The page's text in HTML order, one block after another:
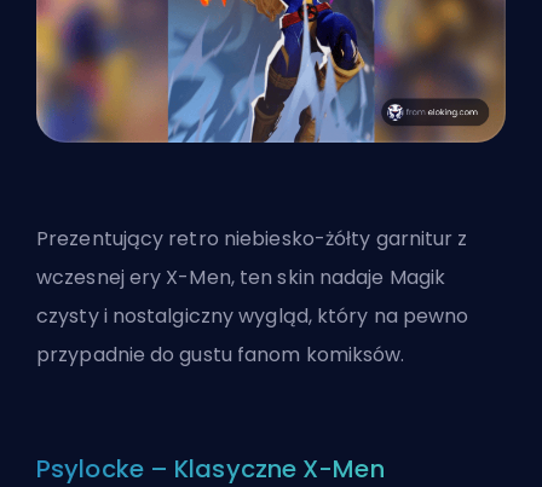
Prezentujący retro niebiesko-żółty garnitur z
wczesnej ery X-Men, ten skin nadaje Magik
czysty i nostalgiczny wygląd, który na pewno
przypadnie do gustu fanom komiksów.
Psylocke – Klasyczne X-Men